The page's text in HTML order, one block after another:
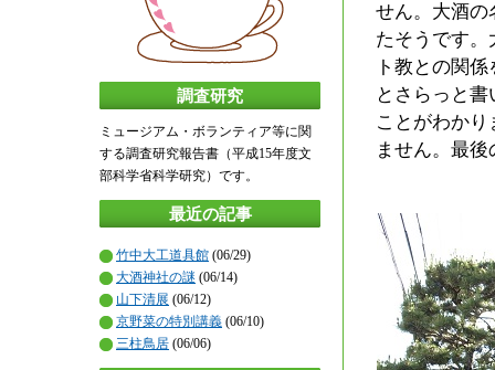
調査研究
ミュージアム・ボランティア等に関
する調査研究報告書（平成15年度文
部科学省科学研究）です。
最近の記事
竹中大工道具館 (06/29)
大酒神社の謎 (06/14)
山下清展 (06/12)
京野菜の特別講義 (06/10)
三柱鳥居 (06/06)
せん。大酒の
たそうです
ト教との関
とさらっと
ことがわか
ません。最